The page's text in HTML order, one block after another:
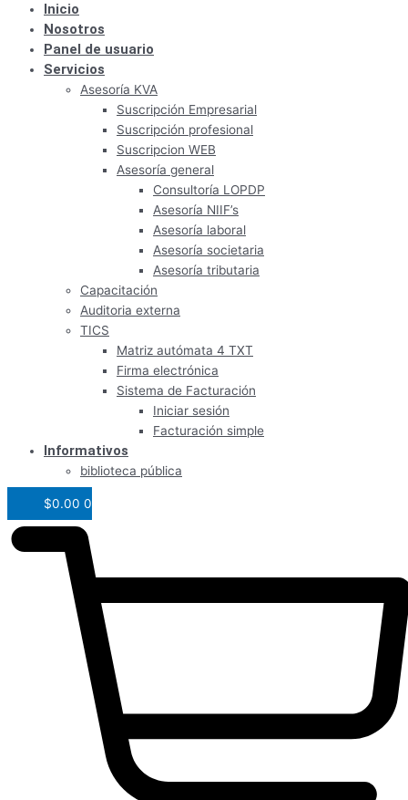
Inicio
Nosotros
Panel de usuario
Servicios
Asesoría KVA
Suscripción Empresarial
Suscripción profesional
Suscripcion WEB
Asesoría general
Consultoría LOPDP
Asesoría NIIF’s
Asesoría laboral
Asesoría societaria
Asesoría tributaria
Capacitación
Auditoria externa
TICS
Matriz autómata 4 TXT
Firma electrónica
Sistema de Facturación
Iniciar sesión
Facturación simple
Informativos
biblioteca pública
$0.00 0